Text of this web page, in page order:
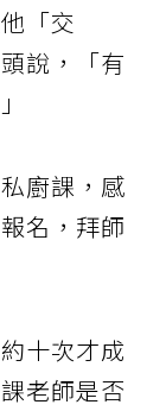
「交
說，「有
廚課，感
名，拜師
十次才成
老師是否